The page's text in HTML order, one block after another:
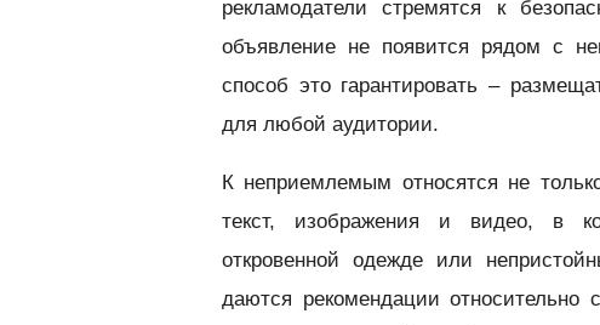
рекламодатели стремятся к
объявление не появится рядом с
способ это гарантировать –
для любой аудитории.
К неприемлемым относятся не
текст, изображения и видео, в
откровенной одежде или
даются рекомендации относительно